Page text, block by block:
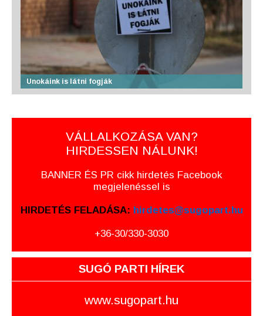
Unokáink is látni fogják
VÁLLALKOZÁSA VAN?
HIRDESSEN NÁLUNK!
BANNER ÉS PR cikk hirdetés Facebook
megjelenéssel is
HIRDETÉS FELADÁSA: hirdetes@sugopart.hu
+36-30/330-3030
SUGÓ PARTI HÍREK
www.sugopart.hu